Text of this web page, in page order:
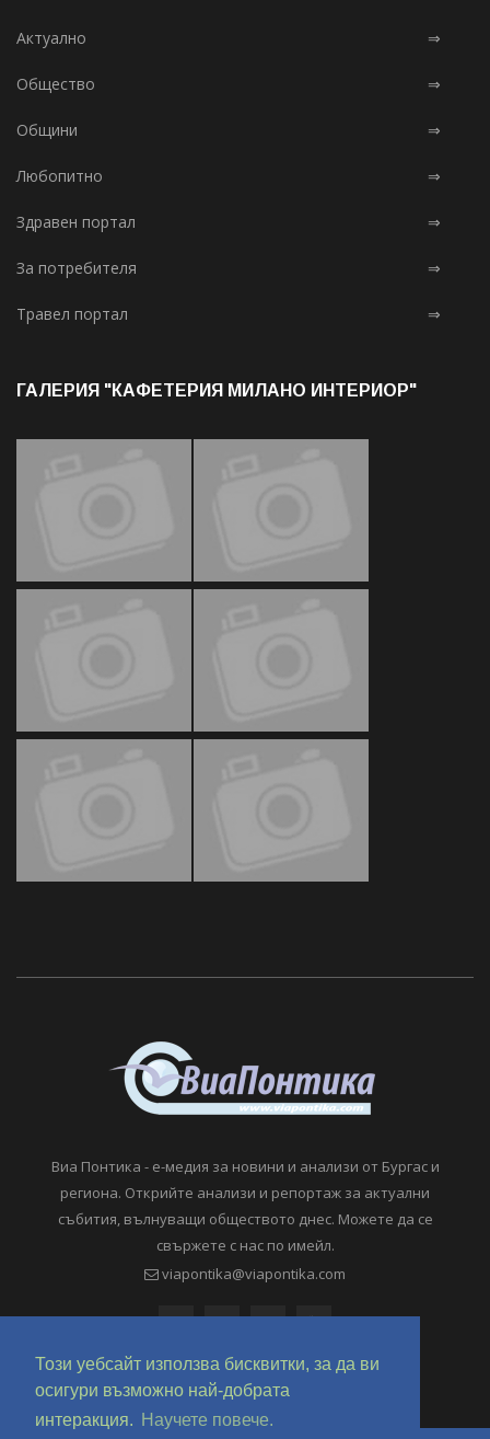
Този уебсайт използва бисквитки, за да ви
осигури възможно най-добрата
интеракция.
Научете повече.
Актуално ⇒
Общество ⇒
Общини ⇒
Любопитно ⇒
Здравен портал ⇒
За потребителя ⇒
Травел портал ⇒
ГАЛЕРИЯ "КАФЕТЕРИЯ МИЛАНО ИНТЕРИОР"
Виа Понтика - е-медия за новини и анализи от Бургас и
региона. Открийте анализи и репортаж за актуални
събития, вълнуващи обществото днес. Можете да се
свържете с нас по имейл.
viapontika@viapontika.com